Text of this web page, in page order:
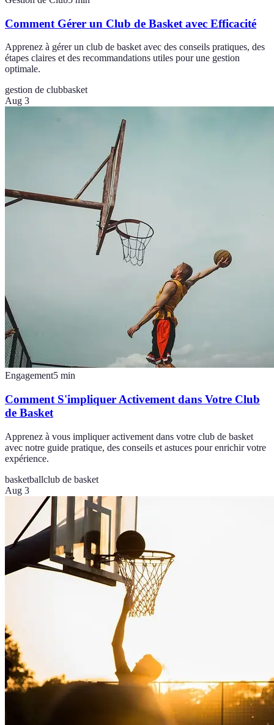
Comment Gérer un Club de Basket avec Efficacité
Apprenez à gérer un club de basket avec des conseils pratiques, des
étapes claires et des recommandations utiles pour une gestion
optimale.
gestion de clubbasket
Aug 3
Engagement5 min
Comment S'impliquer Activement dans Votre Club
de Basket
Apprenez à vous impliquer activement dans votre club de basket
avec notre guide pratique, des conseils et astuces pour enrichir votre
expérience.
basketballclub de basket
Aug 3